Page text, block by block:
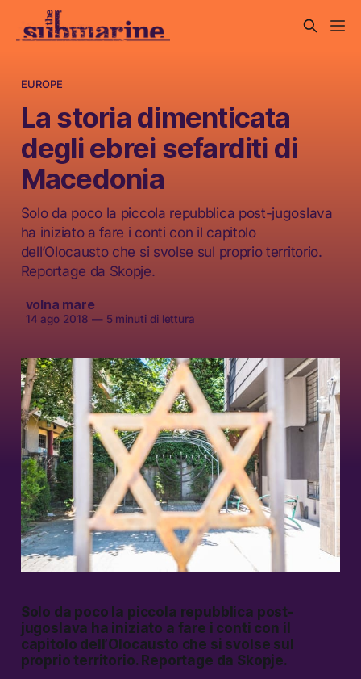
EUROPE
La storia dimenticata
degli ebrei sefarditi di
Macedonia
Solo da poco la piccola repubblica post-jugoslava
ha iniziato a fare i conti con il capitolo
dell’Olocausto che si svolse sul proprio territorio.
Reportage da Skopje.
volna mare
14 ago 2018 —5 minuti di lettura
Solo da poco la piccola repubblica post-
jugoslava ha iniziato a fare i conti con il
capitolo dell’Olocausto che si svolse sul
proprio territorio. Reportage da Skopje.